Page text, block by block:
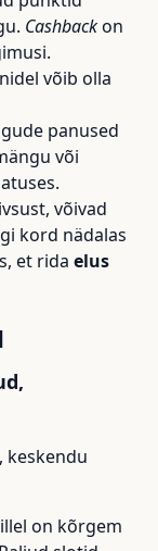
Cashbackon
võib olla
panused
või
võivad
kord nädalas
et rida elus
, keskendu
on kõrgem